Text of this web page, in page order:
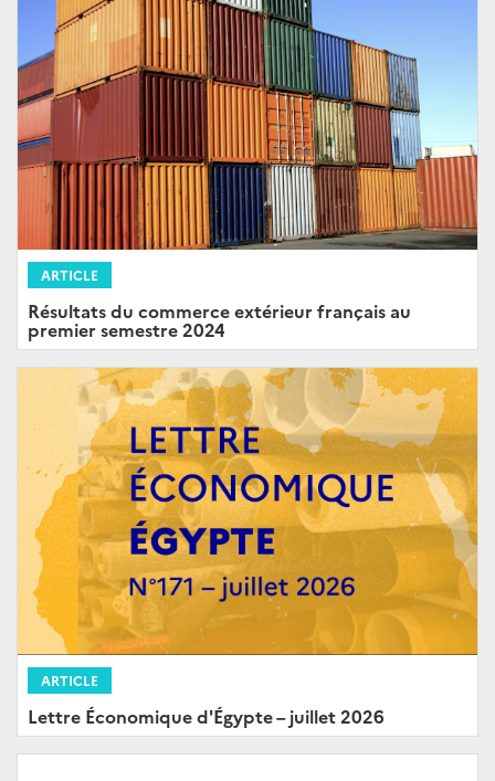
ARTICLE
Résultats du commerce extérieur français au
premier semestre 2024
ARTICLE
Lettre Économique d'Égypte – juillet 2026